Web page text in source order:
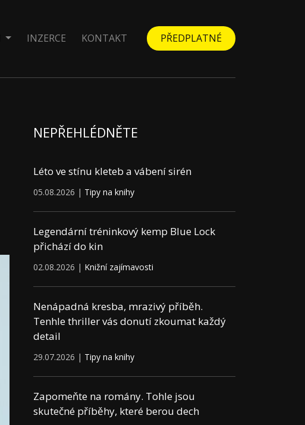
INZERCE KONTAKT PŘEDPLATNÉ
NEPŘEHLÉDNĚTE
Léto ve stínu kleteb a vábení sirén
05.08.2026 | Tipy na knihy
Legendární tréninkový kemp Blue Lock
přichází do kin
02.08.2026 | Knižní zajímavosti
Nenápadná kresba, mrazivý příběh.
Tenhle thriller vás donutí zkoumat každý
detail
29.07.2026 | Tipy na knihy
Zapomeňte na romány. Tohle jsou
skutečné příběhy, které berou dech